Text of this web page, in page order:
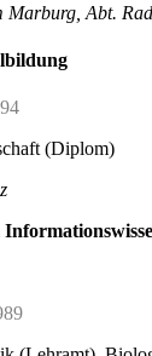
Marburg, Abt.
(Diplom)